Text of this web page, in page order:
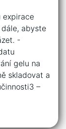
expirace⁤
abyste
-‍
gelu⁢ na
skladovat a
–